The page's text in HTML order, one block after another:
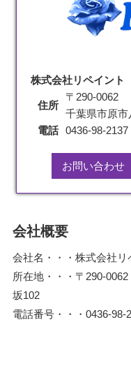
株式会社リペイント
住所
〒290-0062
千葉県市原市
電話 0436-98-2137
お問い合わせ
会社概要
会社名・・・株式会社リ
所在地・・・〒290-
坂102
電話番号・・・0436-98-